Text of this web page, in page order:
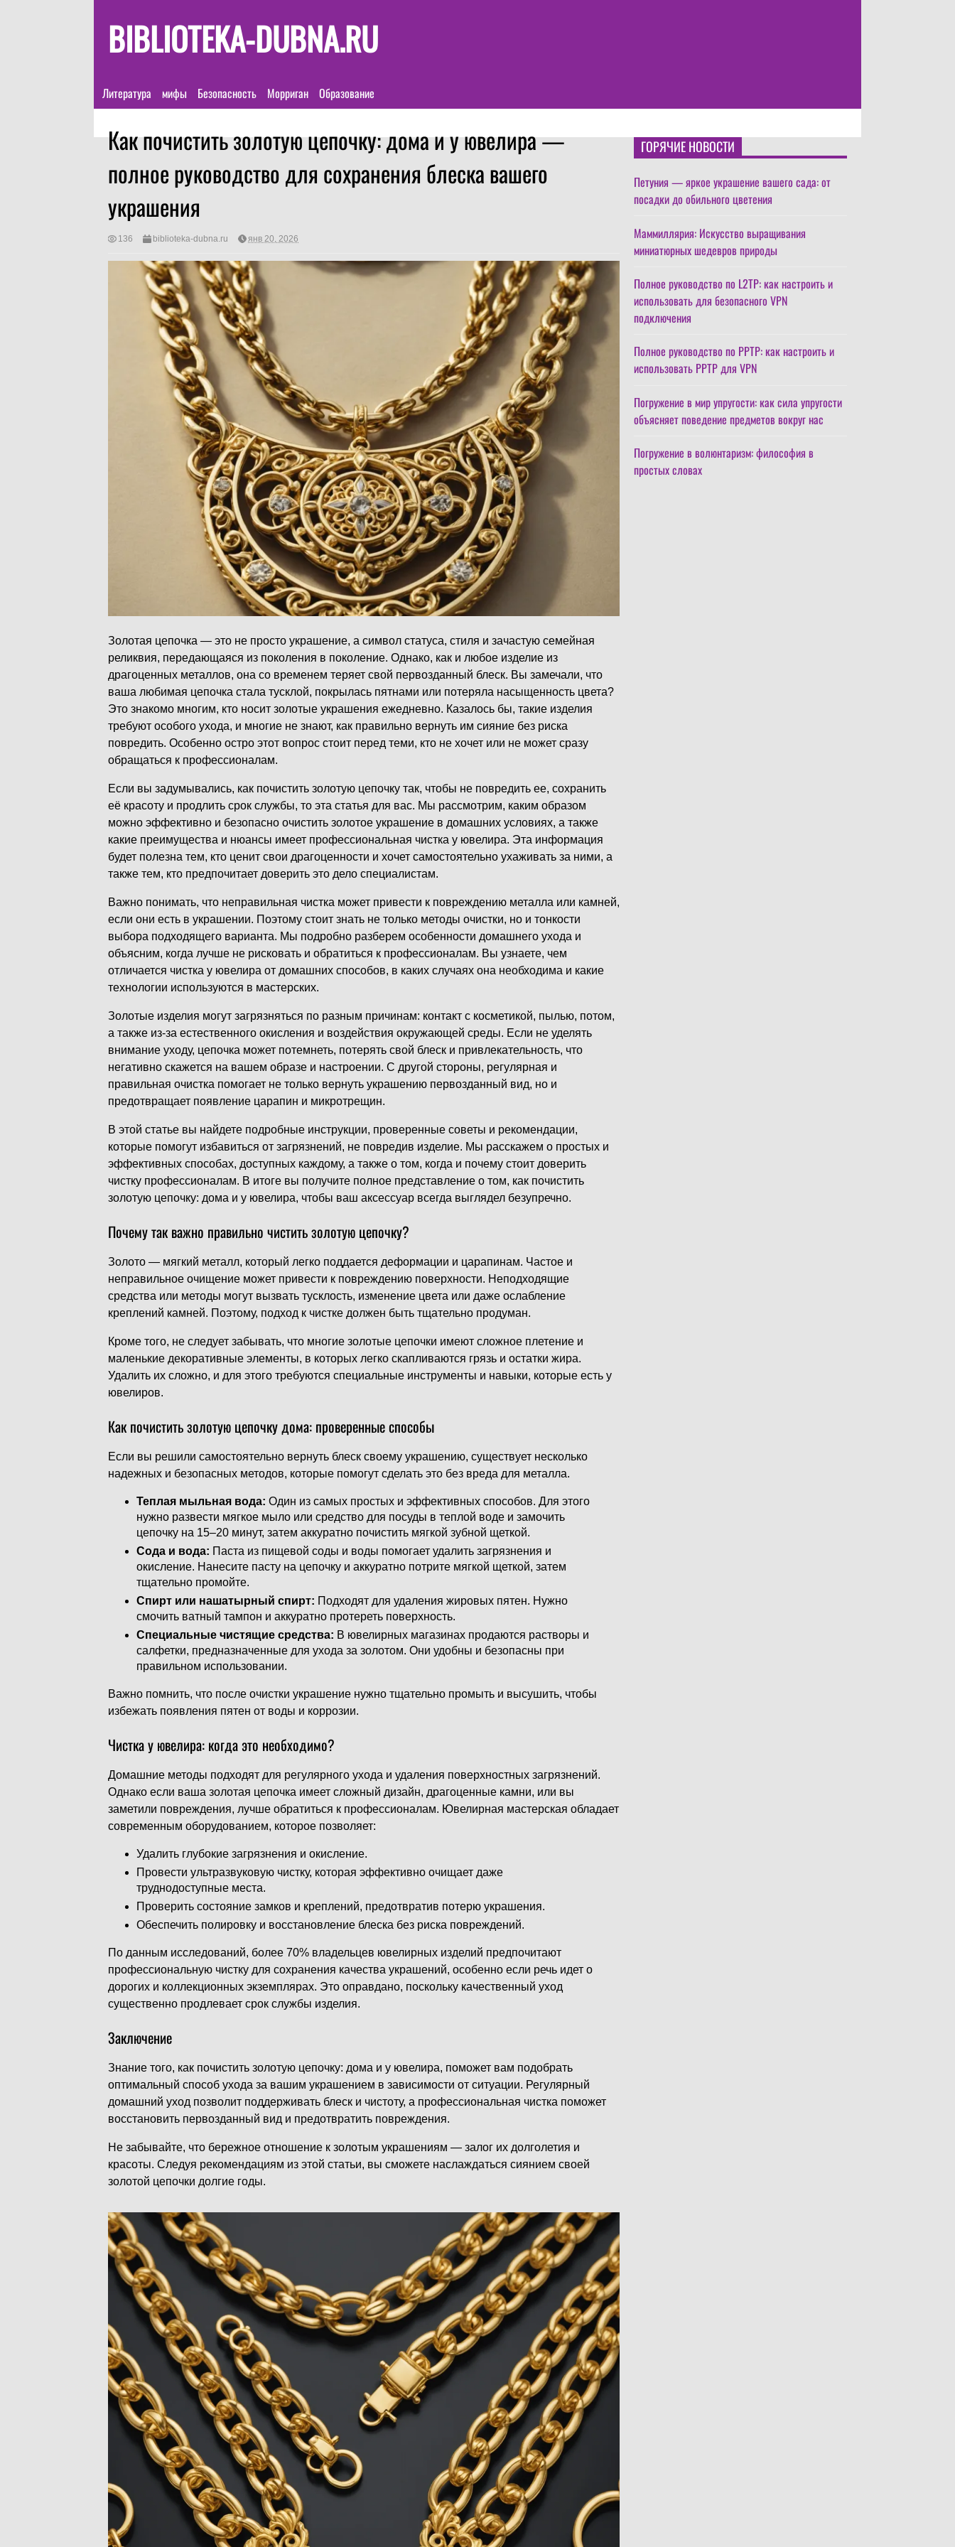
BIBLIOTEKA-DUBNA.RU
Литература мифы Безопасность Морриган Образование
Как почистить золотую цепочку: дома и у ювелира —
полное руководство для сохранения блеска вашего
украшения
136 biblioteka-dubna.ru янв 20, 2026
Золотая цепочка — это не просто украшение, а символ статуса, стиля и зачастую семейная
реликвия, передающаяся из поколения в поколение. Однако, как и любое изделие из
драгоценных металлов, она со временем теряет свой первозданный блеск. Вы замечали, что
ваша любимая цепочка стала тусклой, покрылась пятнами или потеряла насыщенность цвета?
Это знакомо многим, кто носит золотые украшения ежедневно. Казалось бы, такие изделия
требуют особого ухода, и многие не знают, как правильно вернуть им сияние без риска
повредить. Особенно остро этот вопрос стоит перед теми, кто не хочет или не может сразу
обращаться к профессионалам.
Если вы задумывались, как почистить золотую цепочку так, чтобы не повредить ее, сохранить
её красоту и продлить срок службы, то эта статья для вас. Мы рассмотрим, каким образом
можно эффективно и безопасно очистить золотое украшение в домашних условиях, а также
какие преимущества и нюансы имеет профессиональная чистка у ювелира. Эта информация
будет полезна тем, кто ценит свои драгоценности и хочет самостоятельно ухаживать за ними, а
также тем, кто предпочитает доверить это дело специалистам.
Важно понимать, что неправильная чистка может привести к повреждению металла или камней,
если они есть в украшении. Поэтому стоит знать не только методы очистки, но и тонкости
выбора подходящего варианта. Мы подробно разберем особенности домашнего ухода и
объясним, когда лучше не рисковать и обратиться к профессионалам. Вы узнаете, чем
отличается чистка у ювелира от домашних способов, в каких случаях она необходима и какие
технологии используются в мастерских.
Золотые изделия могут загрязняться по разным причинам: контакт с косметикой, пылью, потом,
а также из-за естественного окисления и воздействия окружающей среды. Если не уделять
внимание уходу, цепочка может потемнеть, потерять свой блеск и привлекательность, что
негативно скажется на вашем образе и настроении. С другой стороны, регулярная и
правильная очистка помогает не только вернуть украшению первозданный вид, но и
предотвращает появление царапин и микротрещин.
В этой статье вы найдете подробные инструкции, проверенные советы и рекомендации,
которые помогут избавиться от загрязнений, не повредив изделие. Мы расскажем о простых и
эффективных способах, доступных каждому, а также о том, когда и почему стоит доверить
чистку профессионалам. В итоге вы получите полное представление о том, как почистить
золотую цепочку: дома и у ювелира, чтобы ваш аксессуар всегда выглядел безупречно.
Почему так важно правильно чистить золотую цепочку?
Золото — мягкий металл, который легко поддается деформации и царапинам. Частое и
неправильное очищение может привести к повреждению поверхности. Неподходящие
средства или методы могут вызвать тусклость, изменение цвета или даже ослабление
креплений камней. Поэтому, подход к чистке должен быть тщательно продуман.
Кроме того, не следует забывать, что многие золотые цепочки имеют сложное плетение и
маленькие декоративные элементы, в которых легко скапливаются грязь и остатки жира.
Удалить их сложно, и для этого требуются специальные инструменты и навыки, которые есть у
ювелиров.
Как почистить золотую цепочку дома: проверенные способы
Если вы решили самостоятельно вернуть блеск своему украшению, существует несколько
надежных и безопасных методов, которые помогут сделать это без вреда для металла.
Теплая мыльная вода: Один из самых простых и эффективных способов. Для этого
нужно развести мягкое мыло или средство для посуды в теплой воде и замочить
цепочку на 15–20 минут, затем аккуратно почистить мягкой зубной щеткой.
Сода и вода: Паста из пищевой соды и воды помогает удалить загрязнения и
окисление. Нанесите пасту на цепочку и аккуратно потрите мягкой щеткой, затем
тщательно промойте.
Спирт или нашатырный спирт: Подходят для удаления жировых пятен. Нужно
смочить ватный тампон и аккуратно протереть поверхность.
Специальные чистящие средства: В ювелирных магазинах продаются растворы и
салфетки, предназначенные для ухода за золотом. Они удобны и безопасны при
правильном использовании.
Важно помнить, что после очистки украшение нужно тщательно промыть и высушить, чтобы
избежать появления пятен от воды и коррозии.
Чистка у ювелира: когда это необходимо?
Домашние методы подходят для регулярного ухода и удаления поверхностных загрязнений.
Однако если ваша золотая цепочка имеет сложный дизайн, драгоценные камни, или вы
заметили повреждения, лучше обратиться к профессионалам. Ювелирная мастерская обладает
современным оборудованием, которое позволяет:
Удалить глубокие загрязнения и окисление.
Провести ультразвуковую чистку, которая эффективно очищает даже
труднодоступные места.
Проверить состояние замков и креплений, предотвратив потерю украшения.
Обеспечить полировку и восстановление блеска без риска повреждений.
По данным исследований, более 70% владельцев ювелирных изделий предпочитают
профессиональную чистку для сохранения качества украшений, особенно если речь идет о
дорогих и коллекционных экземплярах. Это оправдано, поскольку качественный уход
существенно продлевает срок службы изделия.
Заключение
Знание того, как почистить золотую цепочку: дома и у ювелира, поможет вам подобрать
оптимальный способ ухода за вашим украшением в зависимости от ситуации. Регулярный
домашний уход позволит поддерживать блеск и чистоту, а профессиональная чистка поможет
восстановить первозданный вид и предотвратить повреждения.
Не забывайте, что бережное отношение к золотым украшениям — залог их долголетия и
красоты. Следуя рекомендациям из этой статьи, вы сможете наслаждаться сиянием своей
золотой цепочки долгие годы.
ГОРЯЧИЕ НОВОСТИ
Петуния — яркое украшение вашего сада: от
посадки до обильного цветения
Маммиллярия: Искусство выращивания
миниатюрных шедевров природы
Полное руководство по L2TP: как настроить и
использовать для безопасного VPN
подключения
Полное руководство по PPTP: как настроить и
использовать PPTP для VPN
Погружение в мир упругости: как сила упругости
объясняет поведение предметов вокруг нас
Погружение в волюнтаризм: философия в
простых словах